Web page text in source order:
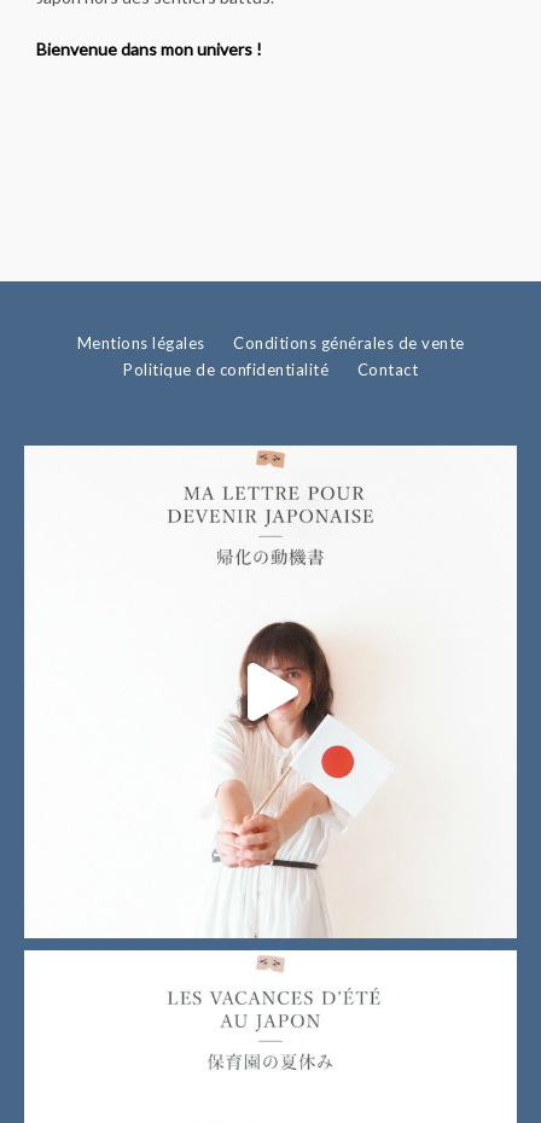
Bienvenue dans mon univers !
Mentions légales
Conditions générales de vente
Politique de confidentialité
Contact